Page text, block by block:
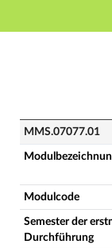
MMS.07077.01
Modulcode
Semester der
Durchführung